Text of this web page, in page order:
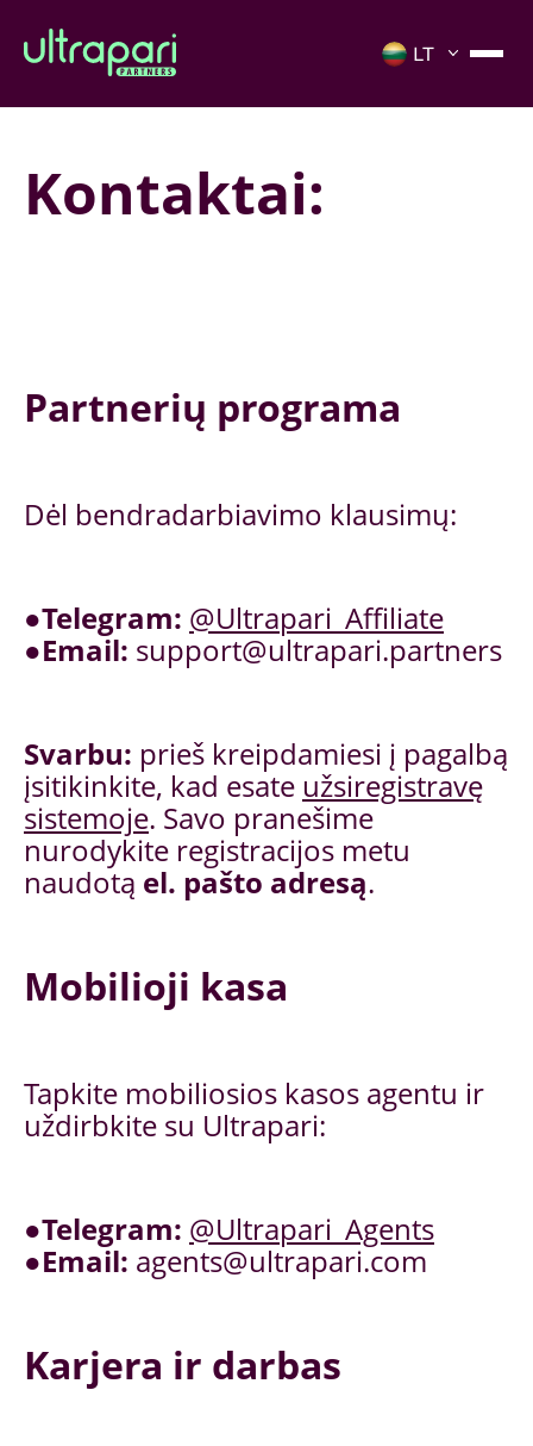
Kontaktai:
Partnerių programa
Dėl bendradarbiavimo klausimų:
●Telegram: @Ultrapari_Affiliate
●Email: support@ultrapari.partners
Svarbu: prieš kreipdamiesi į pagalbą
įsitikinkite, kad esate užsiregistravę
sistemoje. Savo pranešime
nurodykite registracijos metu
naudotą el. pašto adresą.
Mobilioji kasa
Tapkite mobiliosios kasos agentu ir
uždirbkite su Ultrapari:
●Telegram: @Ultrapari_Agents
●Email: agents@ultrapari.com
Karjera ir darbas